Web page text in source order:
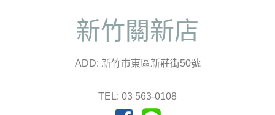
新竹關新店
ADD: 新竹市東區新莊街50號
TEL: 03 563-0108